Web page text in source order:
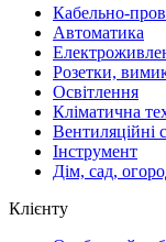
Кабельно-
Автоматика
Розетки,
Освітлення
Кліматична
Вентиляційні
Інструмент
Дім, сад,
Клієнту